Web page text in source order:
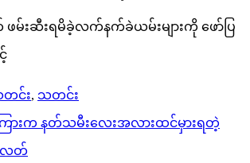
းဆီးရမိခဲ့လက်နက်ခဲယမ်းများကို ဖော်ပြ
တင်း, သတင်း
ားက နတ်သမီးလေးအလားထင်မှားရတဲ့
လတ်